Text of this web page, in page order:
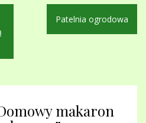
Patelnia ogrodowa
makaron